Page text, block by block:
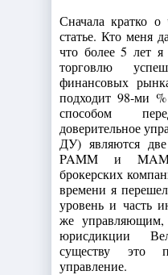
Сначала кратко
статье. Кто меня
что более 5 лет
торговлю
финансовых
подходит 98-ми %
способом
доверительное
ДУ) являются
PAMM и
брокерских
времени я
уровень и часть
же
юрисдикции
существу это
управление.